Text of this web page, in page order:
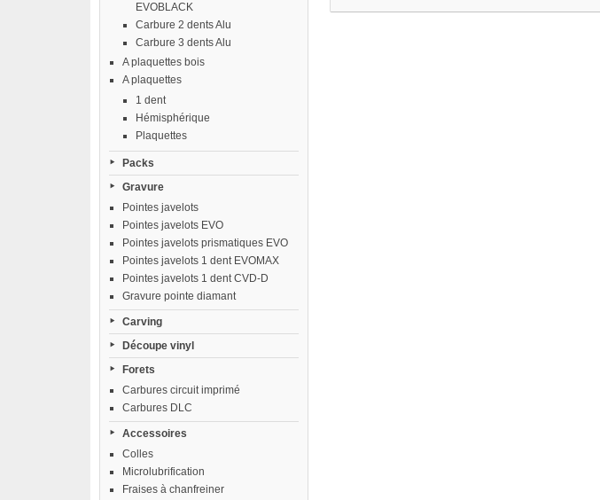
EVOBLACK
Carbure 2 dents Alu
Carbure 3 dents Alu
A plaquettes bois
A plaquettes
1 dent
Hémisphérique
Plaquettes
Packs
Gravure
Pointes javelots
Pointes javelots EVO
Pointes javelots prismatiques EVO
Pointes javelots 1 dent EVOMAX
Pointes javelots 1 dent CVD-D
Gravure pointe diamant
Carving
Découpe vinyl
Forets
Carbures circuit imprimé
Carbures DLC
Accessoires
Colles
Microlubrification
Fraises à chanfreiner